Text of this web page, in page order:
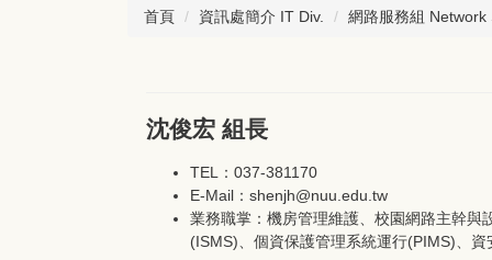
首頁 資訊處簡介 IT Div. 網路服務組
沈俊宏 組長
TEL：037-381170
E-Mail：shenjh@nuu.edu.tw
業務職掌：機房管理維護、校園網路主幹與
(ISMS)、個資保護管理系統運行(PIMS)、